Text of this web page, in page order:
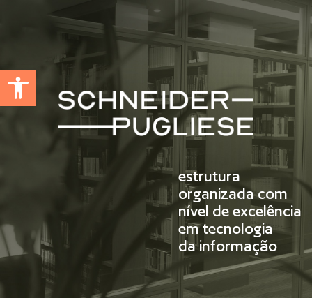
Abrir a barra de ferramentas
estrutura
organizada com
nível de excelência
em tecnologia
da informação